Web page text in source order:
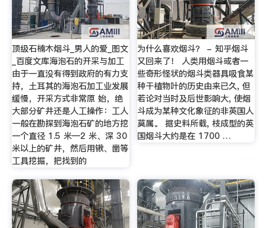
顶级石楠木烟斗_男人的爱_图文
_百度文库海泡石的开采与加工
由于一直没有得到政府的有力支
持，土耳其的海泡石加工业发展
缓慢，开采方式非常原 始，绝
大部分矿井还是人工操作：工人
一般在勘探到海泡石矿的地方挖
一个直径 1.5 米—2 米、深 30
米以上的矿井，然后用锹、凿等
工具挖掘，把找到的
为什么喜欢烟斗？ - 知乎烟斗
又回来了！ 人类用烟斗或者一
些奇形怪状的烟斗类器具吸食某
种干植物叶的历史由来已久, 但
若论对当时及后世影响大, 使烟
斗成为某种文化象征的非英国人
莫属。 据史料所载, 枝成型的英
国烟斗大约是在 1700 …